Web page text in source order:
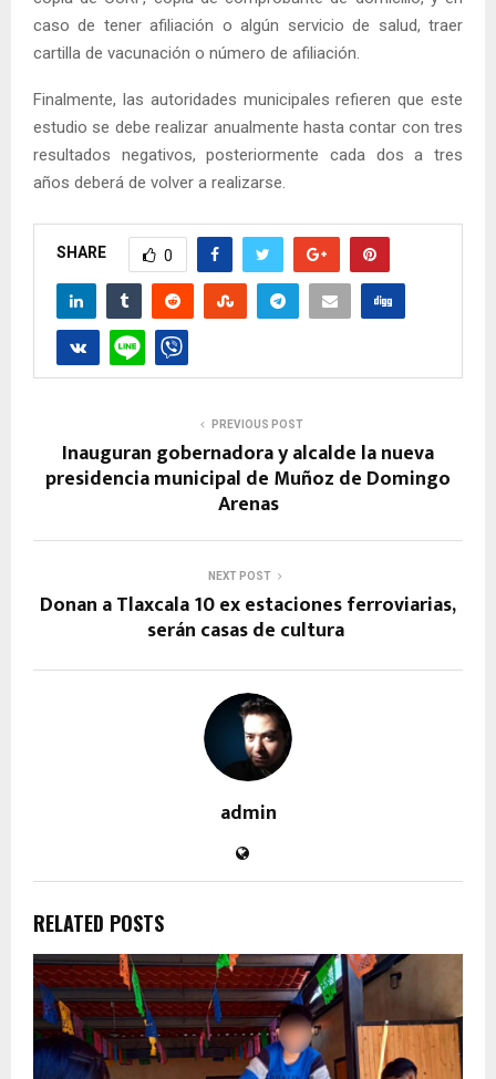
caso de tener afiliación o algún servicio de salud, traer
cartilla de vacunación o número de afiliación.
Finalmente, las autoridades municipales refieren que este
estudio se debe realizar anualmente hasta contar con tres
resultados negativos, posteriormente cada dos a tres
años deberá de volver a realizarse.
SHARE 0
PREVIOUS POST
Inauguran gobernadora y alcalde la nueva
presidencia municipal de Muñoz de Domingo
Arenas
NEXT POST
Donan a Tlaxcala 10 ex estaciones ferroviarias,
serán casas de cultura
admin
RELATED POSTS